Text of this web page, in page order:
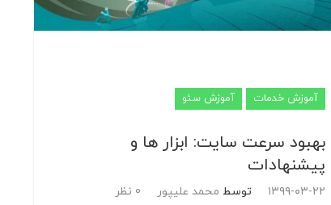
آموزش خدمات آموزش سئو
بهبود سرعت سایت: ابزار ها و
پیشنهادات
۱۳۹۹-۰۳-۲۲ توسط محمد علیپور 0 نظر